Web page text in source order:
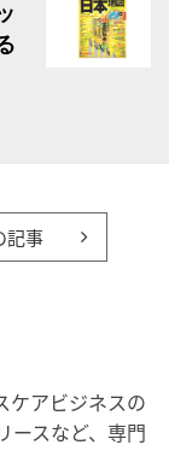
記事
ケアビジネスの
ースなど、専門